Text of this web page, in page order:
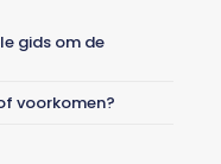
gids om de
voorkomen?